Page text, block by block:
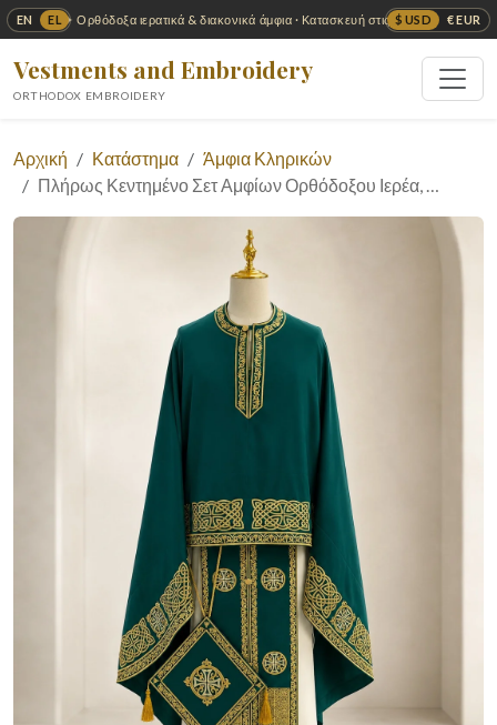
EN EL $ USD € EUR
✦ Ορθόδοξα ιερατικά & διακονικά άμφια · Κατασκευή στις ΗΠΑ ✦
Vestments and Embroidery
ORTHODOX EMBROIDERY
Αρχική Κατάστημα
Άμφια Κληρικών
Πλήρως Κεντημένο Σετ Αμφίων Ορθόδοξου Ιερέα, …